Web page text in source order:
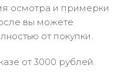
осмотра и примерки
вы можете
от покупки.
от 3000 рублей.